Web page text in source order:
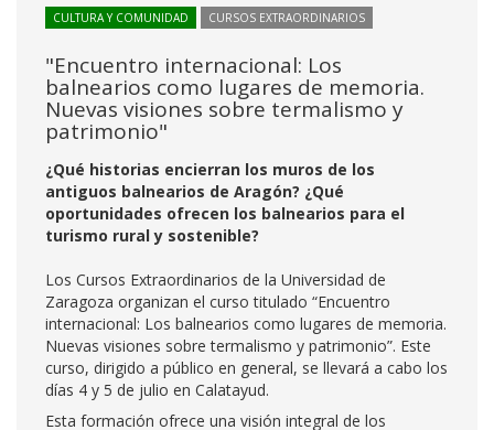
CULTURA Y COMUNIDAD CURSOS EXTRAORDINARIOS
"Encuentro internacional: Los
balnearios como lugares de memoria.
Nuevas visiones sobre termalismo y
patrimonio"
¿Qué historias encierran los muros de los
antiguos balnearios de Aragón? ¿Qué
oportunidades ofrecen los balnearios para el
turismo rural y sostenible?
Los Cursos Extraordinarios de la Universidad de
Zaragoza organizan el curso titulado “Encuentro
internacional: Los balnearios como lugares de memoria.
Nuevas visiones sobre termalismo y patrimonio”. Este
curso, dirigido a público en general, se llevará a cabo los
días 4 y 5 de julio en Calatayud.
Esta formación ofrece una visión integral de los